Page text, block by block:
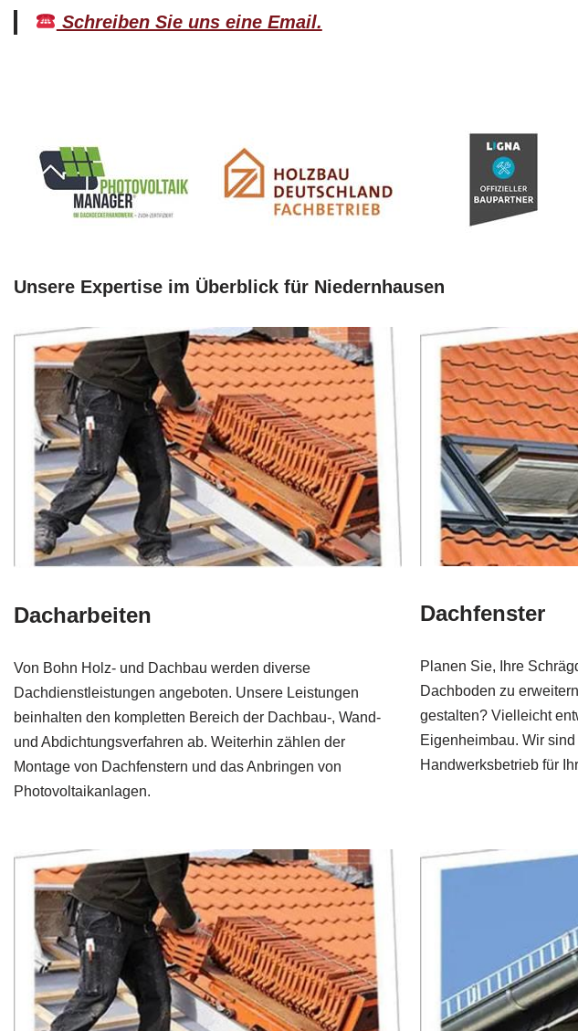
Schreiben Sie uns eine Email.
Unsere Expertise im Überblick für Niedernhausen
Dacharbeiten
Von Bohn Holz- und Dachbau werden diverse
Dachdienstleistungen angeboten. Unsere Leistungen
beinhalten den kompletten Bereich der Dachbau-, Wand-
und Abdichtungsverfahren ab. Weiterhin zählen der
Montage von Dachfenstern und das Anbringen von
Photovoltaikanlagen.
Dachfenster
Planen Sie, Ihre
Dachboden zu
gestalten? Vielleicht
Eigenheimbau. Wir
Handwerksbetrieb für